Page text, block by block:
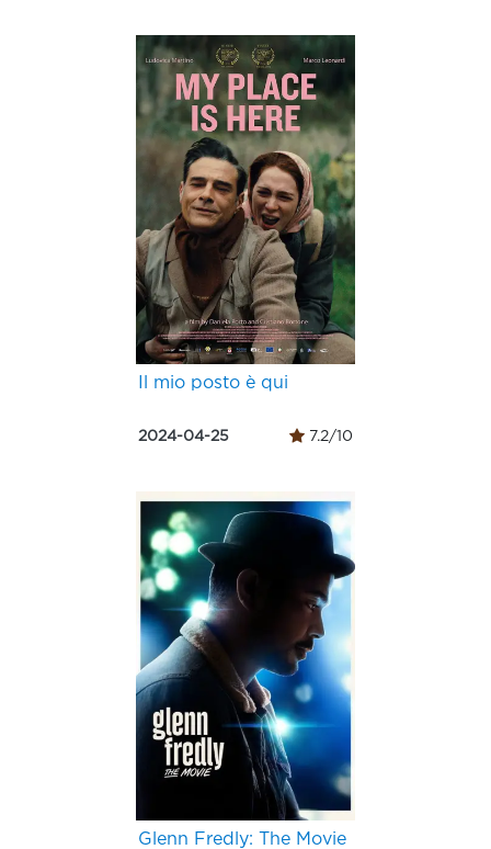
Il mio posto è qui
2024-04-25 7.2/10
Glenn Fredly: The Movie